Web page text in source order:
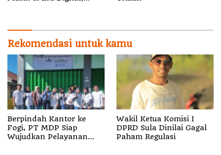
Rekomendasi untuk kamu
Berpindah Kantor ke
Fogi, PT MDP Siap
Wujudkan Pelayanan
Wakil Ketua Komisi I
DPRD Sula Dinilai Gagal
Paham Regulasi